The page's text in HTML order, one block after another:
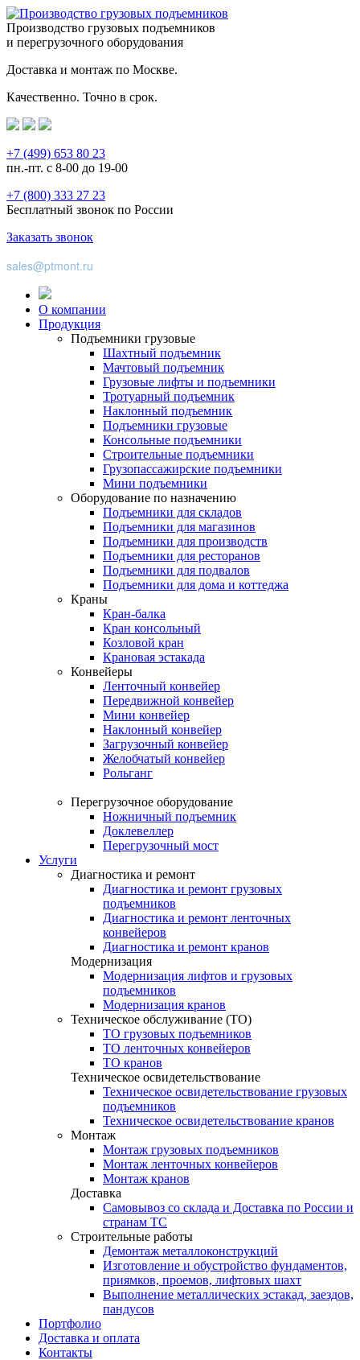
Производство грузовых подъемников
и перегрузочного оборудования
Доставка и монтаж по Москве.
Качественно. Точно в срок.
+7 (499) 653 80 23
пн.-пт. с 8-00 до 19-00
+7 (800) 333 27 23
Бесплатный звонок по России
Заказать звонок
sales@ptmont.ru
О компании
Продукция
Подъемники грузовые
Шахтный подъемник
Мачтовый подъемник
Грузовые лифты и подъемники
Тротуарный подъемник
Наклонный подъемник
Подъемники грузовые
Консольные подъемники
Строительные подъемники
Грузопассажирские подъемники
Мини подъемники
Оборудование по назначению
Подъемники для складов
Подъемники для магазинов
Подъемники для производств
Подъемники для ресторанов
Подъемники для подвалов
Подъемники для дома и коттеджа
Краны
Кран-балка
Кран консольный
Козловой кран
Крановая эстакада
Конвейеры
Ленточный конвейер
Передвижной конвейер
Мини конвейер
Наклонный конвейер
Загрузочный конвейер
Желобчатый конвейер
Рольганг
Перегрузочное оборудование
Ножничный подъемник
Доклевеллер
Перегрузочный мост
Услуги
Диагностика и ремонт
Диагностика и ремонт грузовых
подъемников
Диагностика и ремонт ленточных
конвейеров
Диагностика и ремонт кранов
Модернизация
Модернизация лифтов и грузовых
подъемников
Модернизация кранов
Техническое обслуживание (ТО)
ТО грузовых подъемников
ТО ленточных конвейеров
ТО кранов
Техническое освидетельствование
Техническое освидетельствование грузовых
подъемников
Техническое освидетельствование кранов
Монтаж
Монтаж грузовых подъемников
Монтаж ленточных конвейеров
Монтаж кранов
Доставка
Самовывоз со склада и Доставка по России и
странам ТС
Строительные работы
Демонтаж металлоконструкций
Изготовление и обустройство фундаментов,
приямков, проемов, лифтовых шахт
Выполнение металлических эстакад, заездов,
пандусов
Портфолио
Доставка и оплата
Контакты